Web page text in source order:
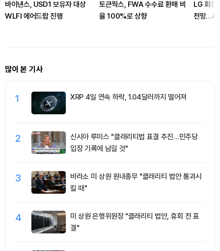
바이낸스, USD1 보유자 대상
WLFI 에어드랍 진행
토큰웍스, FWA 수수료 환매 비
율 100%로 상향
LG 회장
전망
많이 본 기사
1 XRP 4일 연속 하락, 1.04달러까지 떨어져
2
신시아 루미스 "클래리티법 표결 추진…민주당
입장 기록에 남길 것"
3
바라소 미 상원 원내총무 "클래리티 법안 통과시
킬 때"
4
미 상원 은행위원장 "클래리티 법안, 휴회 전 표
결"